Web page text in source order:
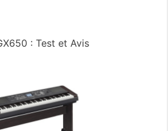
: Test et Avis